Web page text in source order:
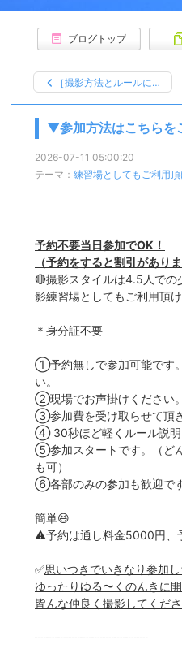
ブログトップ
［撮影方法とルールに…
▼参加方法はこちらを
2026-07-11 05:00:20
テーマ： 練習場としてもご利用頂
予約不要当日参加でOK！
（予約をすると割引がありま
🔴撮影スタイルは4.5人での
影練習場としてもご利用頂け
＊身分証不要
①予約無しで参加可能です
い。
②現場でお声掛けください。
③参加費を受け取らせて頂き
④ 30秒ほど軽くルール説明
⑤参加スタートです。（ど
も可）
⑥各部のみの参加も歓迎です
簡単😆
⚠️予約は通し料金5000円、
✅思いつきでいきなり参加し
ゆったりゆる〜くのんきに
皆んな仲良く撮影してくだ
┈┈┈┈┈┈┈┈┈┈